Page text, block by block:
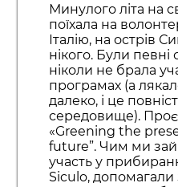
Минулого літа на
поїхала на
Італію, на острів
нікого. Були певні
ніколи не брала
програмах (а
далеко, і це
середовище).
«Greening the
future”. Чим ми
участь у
Siculo,